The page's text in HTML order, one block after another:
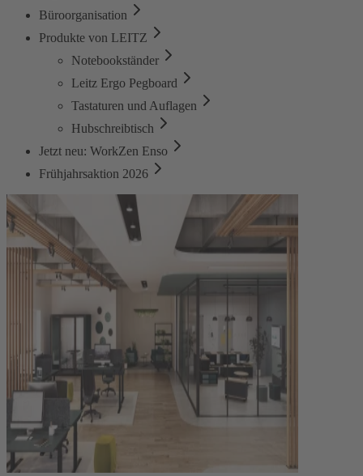
Büroorganisation
Produkte von LEITZ
Notebookständer
Leitz Ergo Pegboard
Tastaturen und Auflagen
Hubschreibtisch
Jetzt neu: WorkZen Enso
Frühjahrsaktion 2026